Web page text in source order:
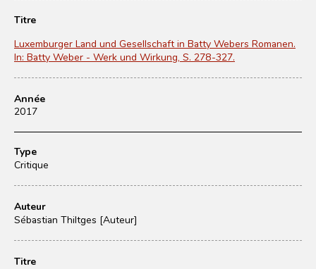
Titre
Luxemburger Land und Gesellschaft in Batty Webers Romanen.
In: Batty Weber - Werk und Wirkung, S. 278-327.
Année
2017
Type
Critique
Auteur
Sébastian Thiltges [Auteur]
Titre